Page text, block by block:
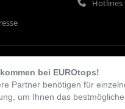
Hotlines
bei EUROtops!
Partner benötigen für
um Ihnen das